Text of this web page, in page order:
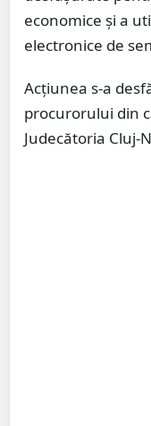
economice și a
electronice de
Acțiunea s-a
procurorului din
Judecătoria Cluj-